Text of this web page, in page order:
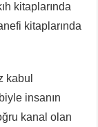
kitaplarında
kitaplarında
kabul
insanın
kanal olan